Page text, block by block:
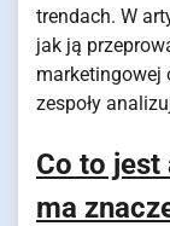
trendach. W
jak ją
marketingowej
zespoły
Co to
ma